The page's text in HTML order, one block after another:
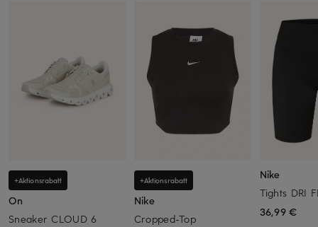
+Aktionsrabatt
On
Sneaker CLOUD 6
+Aktionsrabatt
Nike
Cropped-Top
Nike
Tights DRI
36,99 €